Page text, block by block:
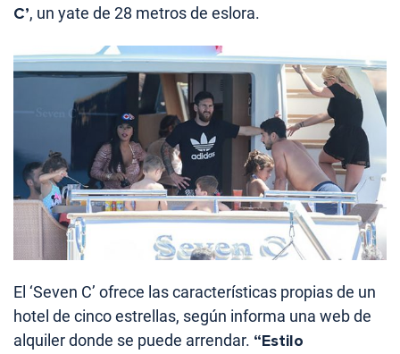
C’, un yate de 28 metros de eslora.
El ‘Seven C’ ofrece las características propias de un
hotel de cinco estrellas, según informa una web de
alquiler donde se puede arrendar. “Estilo